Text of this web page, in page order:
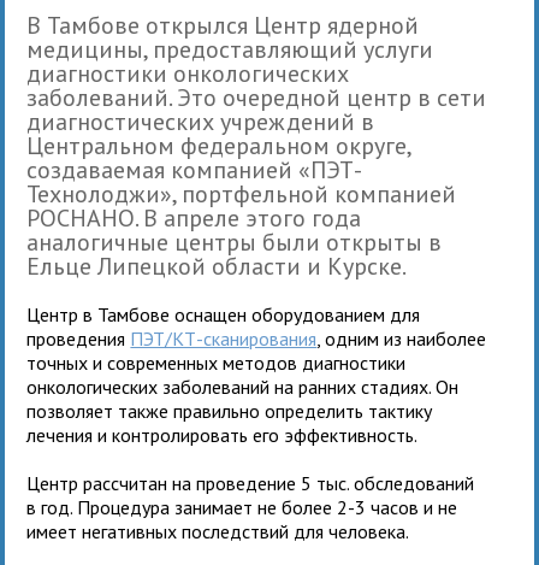
В Тамбове открылся Центр ядерной
медицины, предоставляющий услуги
диагностики онкологических
заболеваний. Это очередной центр в сети
диагностических учреждений в
Центральном федеральном округе,
создаваемая компанией «ПЭТ-
Технолоджи», портфельной компанией
РОСНАНО. В апреле этого года
аналогичные центры были открыты в
Ельце Липецкой области и Курске.
Центр в Тамбове оснащен оборудованием для
проведения ПЭТ/КТ-сканирования , одним из наиболее
точных и современных методов диагностики
онкологических заболеваний на ранних стадиях. Он
позволяет также правильно определить тактику
лечения и контролировать его эффективность.
Центр рассчитан на проведение 5 тыс. обследований
в год. Процедура занимает не более 2-3 часов и не
имеет негативных последствий для человека.